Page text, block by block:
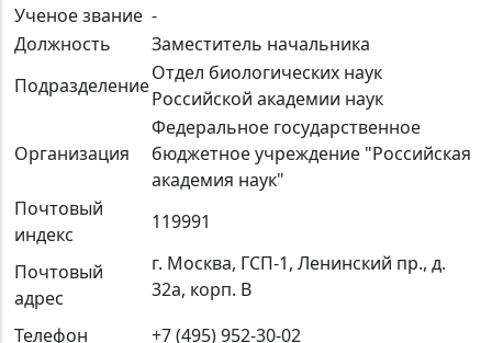
Ученое звание -
Должность
Заместитель начальника
Подразделение
Oтдел биологических наук
Российской академии наук
Организация
Федеральное государственное
бюджетное учреждение "Российская
академия наук"
Почтовый
индекс
119991
Почтовый
адрес
г. Москва, ГСП-1, Ленинский пр., д.
32а, корп. В
Телефон
+7 (495) 952-30-02